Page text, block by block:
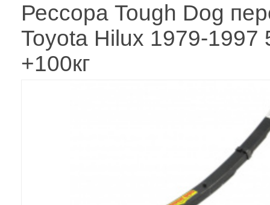
Рессора Tough Dog
Toyota Hilux 1979-1997
+100кг